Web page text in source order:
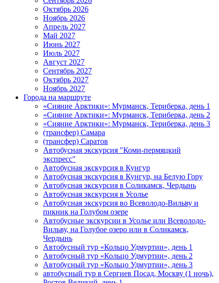
Октябрь 2026
Ноябрь 2026
Апрель 2027
Май 2027
Июнь 2027
Июль 2027
Август 2027
Сентябрь 2027
Октябрь 2027
Ноябрь 2027
Города на маршруте
«Сияние Арктики»: Мурманск, Териберка, день 1
«Сияние Арктики»: Мурманск, Териберка, день 2
«Сияние Арктики»: Мурманск, Териберка, день 3
(трансфер) Самара
(трансфер) Саратов
Автобусная экскурсия "Коми-пермяцкий
экспресс"
Автобусная экскурсия в Кунгур
Автобусная экскурсия в Кунгур, на Белую Гору
Автобусная экскурсия в Соликамск, Чердынь
Автобусная экскурсия в Усолье
Автобусная экскурсия во Всеволодо-Вильву и
пикник на Голубом озере
Автобусные экскурсии в Усолье или Всеволодо-
Вильву, на Голубое озеро или в Соликамск,
Чердынь
Автобусный тур «Кольцо Удмуртии», день 1
Автобусный тур «Кольцо Удмуртии», день 2
Автобусный тур «Кольцо Удмуртии», день 3
автобусный тур в Сергиев Посад, Москву (1 ночь),